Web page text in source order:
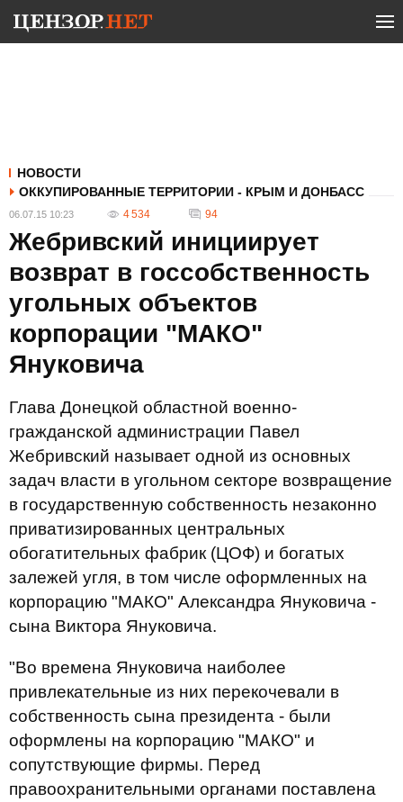
НОВОСТИ
ОККУПИРОВАННЫЕ ТЕРРИТОРИИ - КРЫМ И ДОНБАСС
06.07.15 10:23 4 534 94
Жебривский инициирует
возврат в госсобственность
угольных объектов
корпорации "МАКО"
Януковича
Глава Донецкой областной военно-
гражданской администрации Павел
Жебривский называет одной из основных
задач власти в угольном секторе возвращение
в государственную собственность незаконно
приватизированных центральных
обогатительных фабрик (ЦОФ) и богатых
залежей угля, в том числе оформленных на
корпорацию "МАКО" Александра Януковича -
сына Виктора Януковича.
"Во времена Януковича наиболее
привлекательные из них перекочевали в
собственность сына президента - были
оформлены на корпорацию "МАКО" и
сопутствующие фирмы. Перед
правоохранительными органами поставлена